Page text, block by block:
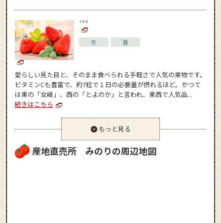
イチゴ
冬 春
愛らしい見た目と、そのまま食べられる手軽さで人気の果物です。
ビタミンCも豊富で、約7粒で１日の必要量が摂れるほど。かつて
は東の「女峰」、西の「とよのか」と言われ、東西で人気品...
続きはこちら
もっと見る
産地直売所 みのりの周辺地図